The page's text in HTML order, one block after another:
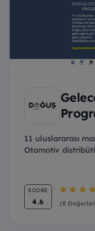
11 uluslararası
Otomotiv
SCORE
4.6 (8